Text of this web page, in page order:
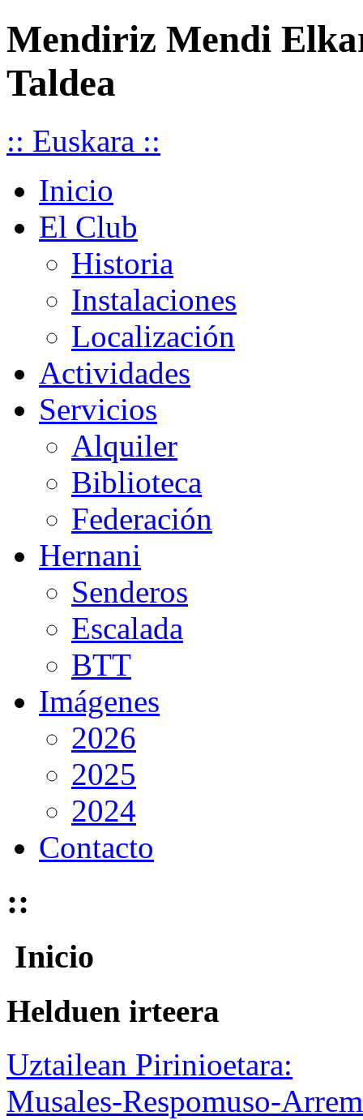
Mendiriz Mendi
Taldea
:: Euskara ::
Inicio
El Club
Historia
Instalaciones
Localización
Actividades
Servicios
Alquiler
Biblioteca
Federación
Hernani
Senderos
Escalada
BTT
Imágenes
2026
2025
2024
Contacto
::
Inicio
Helduen irteera
Uztailean Pirinioetara:
Musales-Respomuso-